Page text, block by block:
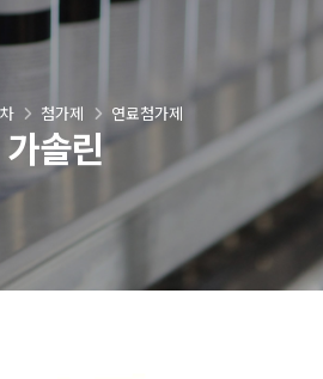
가솔린
첨가제 연료첨가제